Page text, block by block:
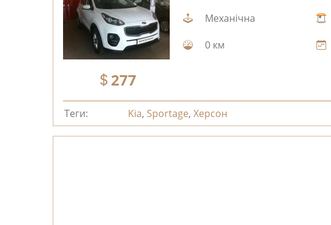
277
Механічна
0 км
Теги: Kia, Sportage,Херсон